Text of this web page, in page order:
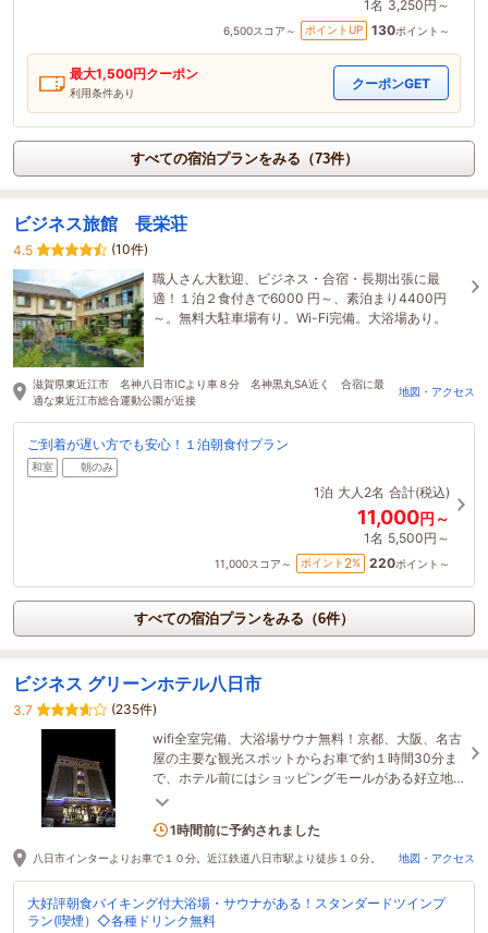
1名 3,250円～
6,500スコア～ ポイントUP 130ポイント～
最大1,500円クーポン
利用条件あり
クーポンGET
すべての宿泊プランをみる（73件）
ビジネス旅館 長栄荘
4.5
(10件)
職人さん大歓迎、ビジネス・合宿・長期出張に最
適！１泊２食付きで6000 円～、素泊まり4400円
～。無料大駐車場有り。Wi-Fi完備。大浴場あり。
滋賀県東近江市 名神八日市ICより車８分 名神黒丸SA近く 合宿に最
適な東近江市総合運動公園が近接
地図・アクセス
ご到着が遅い方でも安心！１泊朝食付プラン
和室 朝のみ
1泊 大人2名 合計(税込)
11,000円～
1名 5,500円～
11,000スコア～ ポイント 2% 220ポイント～
すべての宿泊プランをみる（6件）
ビジネス グリーンホテル八日市
3.7
(235件)
wifi全室完備、大浴場サウナ無料！京都、大阪、名古
屋の主要な観光スポットからお車で約１時間30分ま
で、ホテル前にはショッピングモールがある好立地
なホテルです。検温とご本人確認にご協力ください
1名がこの宿を見ています
1時間前に予約されました
八日市インターよりお車で１０分。近江鉄道八日市駅より徒歩１０分。 地図・アクセス
大好評朝食バイキング付大浴場・サウナがある！スタンダードツインプ
ラン(喫煙）◇各種ドリンク無料